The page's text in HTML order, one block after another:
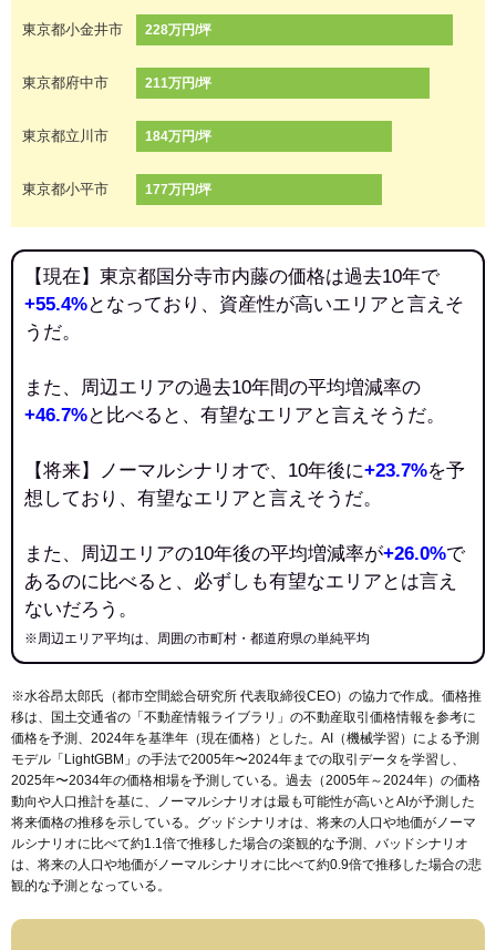
東京都小金井市 228万円/坪
東京都府中市 211万円/坪
東京都立川市 184万円/坪
東京都小平市 177万円/坪
【現在】東京都国分寺市内藤の価格は過去10年で
+55.4%となっており、資産性が高いエリアと言えそ
うだ。
また、周辺エリアの過去10年間の平均増減率の
+46.7%と比べると、有望なエリアと言えそうだ。
【将来】ノーマルシナリオで、10年後に+23.7%を予
想しており、有望なエリアと言えそうだ。
また、周辺エリアの10年後の平均増減率が+26.0%で
あるのに比べると、必ずしも有望なエリアとは言え
ないだろう。
※周辺エリア平均は、周囲の市町村・都道府県の単純平均
※水谷昂太郎氏（都市空間総合研究所 代表取締役CEO）の協力で作成。価格推
移は、国土交通省の「 不動産情報ライブラリ 」の不動産取引価格情報を参考に
価格を予測、2024年を基準年（現在価格）とした。AI（機械学習）による予測
モデル「LightGBM」の手法で2005年〜2024年までの取引データを学習し、
2025年〜2034年の価格相場を予測している。過去（2005年～2024年）の価格
動向や人口推計を基に、ノーマルシナリオは最も可能性が高いとAIが予測した
将来価格の推移を示している。グッドシナリオは、将来の人口や地価がノーマ
ルシナリオに比べて約1.1倍で推移した場合の楽観的な予測、バッドシナリオ
は、将来の人口や地価がノーマルシナリオに比べて約0.9倍で推移した場合の悲
観的な予測となっている。